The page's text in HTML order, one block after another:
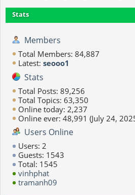
Stats
Members
Total Members: 84,887
Latest: seooo1
Stats
Total Posts: 89,256
Total Topics: 63,350
Online today: 2,237
Online ever: 48,991 (July 24,
Users Online
Users: 2
Guests: 1543
Total: 1545
vinhphat
tramanh09